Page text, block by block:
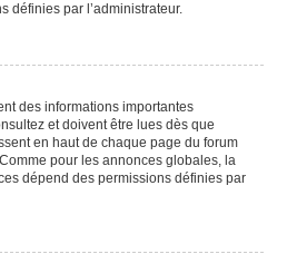
définies par l’administrateur.
des informations importantes
et doivent être lues dès que
en haut de chaque page du forum
pour les annonces globales, la
dépend des permissions définies par